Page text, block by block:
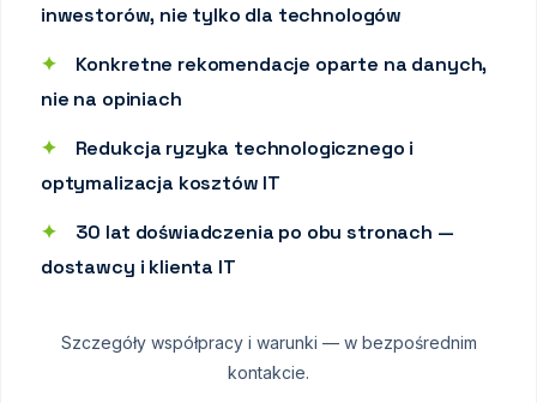
inwestorów, nie tylko dla technologów
✦
Konkretne rekomendacje oparte na danych,
nie na opiniach
✦
Redukcja ryzyka technologicznego i
optymalizacja kosztów IT
✦
30 lat doświadczenia po obu stronach —
dostawcy i klienta IT
Szczegóły współpracy i warunki — w bezpośrednim
kontakcie.